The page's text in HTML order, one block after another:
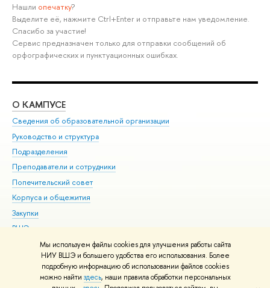
Мы используем файлы cookies для улучшения работы сайта
НИУ ВШЭ и большего удобства его использования. Более
подробную информацию об использовании файлов cookies
можно найти здесь, наши правила обработки персональных
Нашли опечатку?
Выделите её, нажмите Ctrl+Enter и отправьте нам уведомление.
Спасибо за участие!
Сервис предназначен только для отправки сообщений об
орфографических и пунктуационных ошибках.
О КАМПУСЕ
Сведения об образовательной организации
Руководство и структура
Подразделения
Преподаватели и сотрудники
Попечительский совет
Корпуса и общежития
Закупки
ВШЭ для студентов с ограниченными возможностями
здоровья и инвалидностью
Версия для слабовидящих
Единая платежная страница